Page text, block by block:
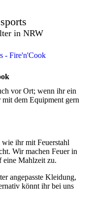
in NRW
- Fire'n'Cook
vor Ort; wenn ihr ein
dem Equipment gern
ihr mit Feuerstahl
Wir machen Feuer in
eine Mahlzeit zu.
angepasste Kleidung,
könnt ihr bei uns